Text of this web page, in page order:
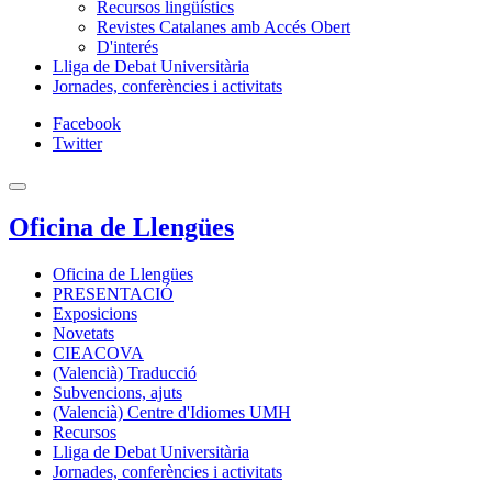
Recursos lingüístics
Revistes Catalanes amb Accés Obert
D'interés
Lliga de Debat Universitària
Jornades, conferències i activitats
Facebook
Twitter
Oficina de Llengües
Oficina de Llengües
PRESENTACIÓ
Exposicions
Novetats
CIEACOVA
(Valencià) Traducció
Subvencions, ajuts
(Valencià) Centre d'Idiomes UMH
Recursos
Lliga de Debat Universitària
Jornades, conferències i activitats